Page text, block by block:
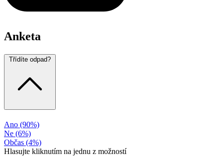
Anketa
Třídíte odpad?
Ano (90%)
Ne (6%)
Občas (4%)
Hlasujte kliknutím na jednu z možností